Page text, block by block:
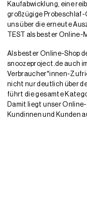
Kaufabwicklung, eine
großzügige Probeschlaf-
uns über die erneute
TEST als bester Online-
Als bester Online-Shop
snoozeproject.de auch
Verbraucher*innen-
nicht nur deutlich über
führt die gesamte
Damit liegt unser
Kundinnen und Kunden